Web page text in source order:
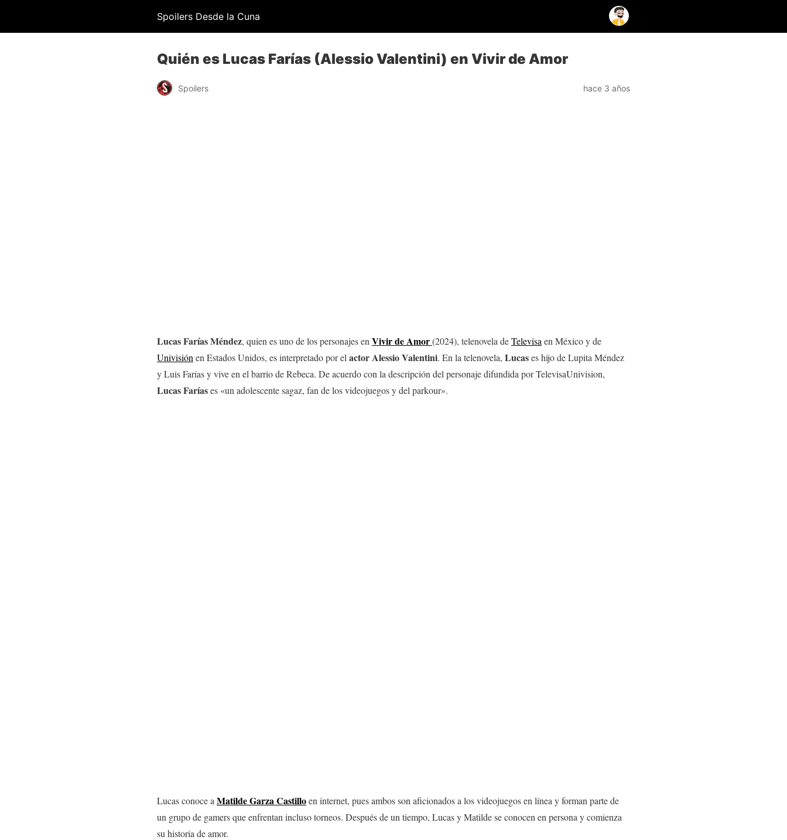
Spoilers Desde la Cuna
Quién es Lucas Farías (Alessio Valentini) en Vivir de Amor
Spoilers hace 3 años
Lucas Farías Méndez, quien es uno de los personajes en Vivir de Amor(2024), telenovela deTelevisa en México y de
Univisión en Estados Unidos, es interpretado por el actor Alessio Valentini. En la telenovela, Lucases hijo de Lupita Méndez
y Luis Farías y vive en el barrio de Rebeca. De acuerdo con la descripción del personaje difundida por TelevisaUnivision,
Lucas Faríases «un adolescente sagaz, fan de los videojuegos y del parkour».
Lucas conoce a Matilde Garza Castilloen internet, pues ambos son aficionados a los videojuegos en línea y forman parte de
un grupo de gamers que enfrentan incluso torneos. Después de un tiempo, Lucas y Matilde se conocen en persona y comienza
su historia de amor.